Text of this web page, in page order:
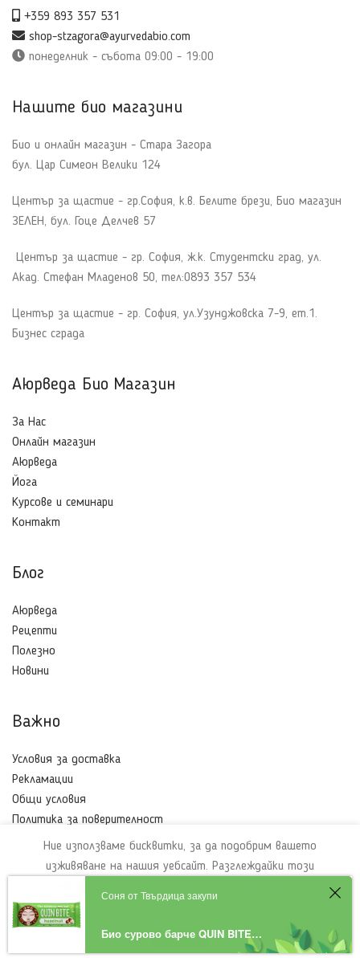
+359 893 357 531
shop-stzagora@ayurvedabio.com
понеделник - събота 09:00 - 19:00
Нашите био магазини
Био и онлайн магазин - Стара Загора
бул. Цар Симеон Велики 124
Център за щастие - гр.София, к.в. Белите брези, Био магазин
ЗЕЛЕН, бул. Гоце Делчев 57
Център за щастие - гр. София, ж.к. Студентски град, ул.
Акад. Стефан Младенов 50, тел:0893 357 534
Център за щастие - гр. София, ул.Узунджовска 7-9, ет.1.
Бизнес сграда
Аюрведа Био Магазин
За Нас
Онлайн магазин
Аюрведа
Йога
Курсове и семинари
Контакт
Блог
Aюрведа
Рецепти
Полезно
Новини
Важно
Условия за доставка
Рекламации
Общи условия
Политика за поверителност
Бисквитки
2021 | Made with
Ние използваме бисквитки, за да подобрим вашето
изживяване на нашия уебсайт. Разглеждайки този
ПРИЕМИ
Соня от Твърдица закупи
Био сурово барче QUIN BITE Лешник 30г.